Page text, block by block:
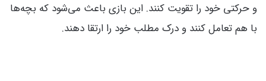
و حرکتی خود را تقویت کنند. این بازی باعث می‌شود که بچه‌ها
با هم تعامل کنند و درک مطلب خود را ارتقا دهند.